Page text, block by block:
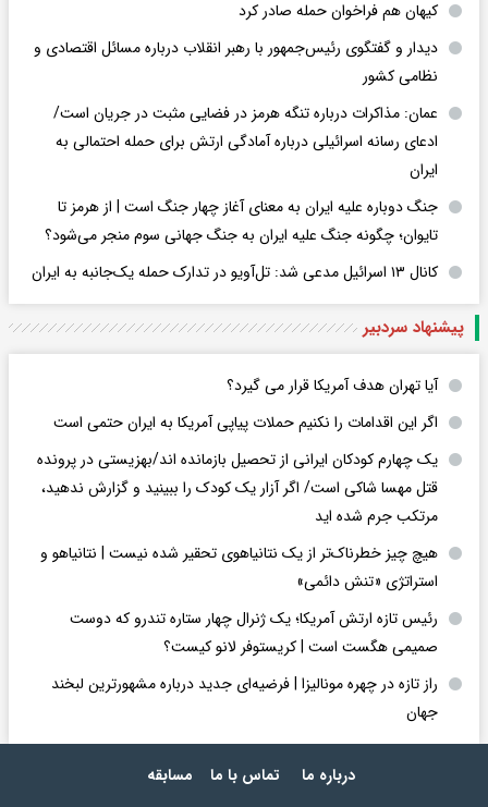
کیهان هم فراخوان حمله صادر کرد
دیدار و گفتگوی رئیس‌جمهور با رهبر انقلاب درباره مسائل اقتصادی و
نظامی کشور
عمان: مذاکرات درباره تنگه هرمز در فضایی مثبت در جریان است/
ادعای رسانه اسرائیلی درباره آمادگی ارتش برای حمله احتمالی به
ایران
جنگ دوباره علیه ایران به معنای آغاز چهار جنگ است | از هرمز تا
تایوان؛ چگونه جنگ علیه ایران به جنگ جهانی سوم منجر می‌شود؟
کانال ۱۳ اسرائیل مدعی شد: تل‌آویو در تدارک حمله یک‌جانبه به ایران
پیشنهاد سردبیر
آیا تهران هدف آمریکا قرار می گیرد؟
اگر این اقدامات را نکنیم حملات پیاپی آمریکا به ایران حتمی است
یک چهارم کودکان ایرانی از تحصیل بازمانده اند/بهزیستی در پرونده
قتل مهسا شاکی است/ اگر آزار یک کودک را ببینید و گزارش ندهید،
مرتکب جرم شده اید
هیچ چیز خطرناک‌تر از یک نتانیاهوی تحقیر شده نیست | نتانیاهو و
استراتژی «تنش دائمی»
رئیس تازه ارتش آمریکا؛ یک ژنرال چهار ستاره تندرو که دوست
صمیمی هگست است | کریستوفر لانو کیست؟
راز تازه در چهره مونالیزا | فرضیه‌ای جدید درباره مشهورترین لبخند
جهان
درباره ما تماس با ما مسابقه